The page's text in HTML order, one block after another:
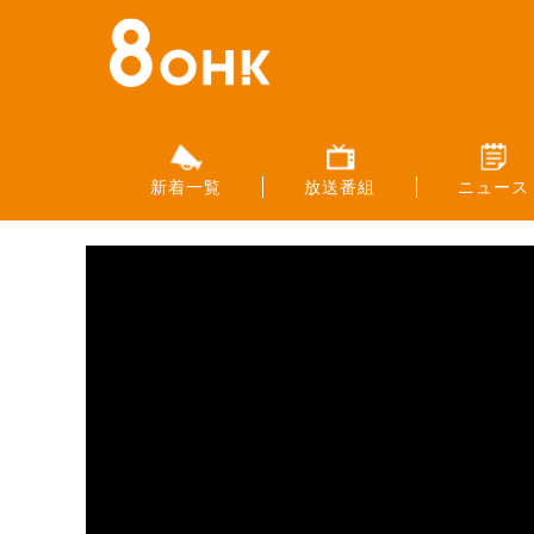
新着一覧 放送番組 ニュース